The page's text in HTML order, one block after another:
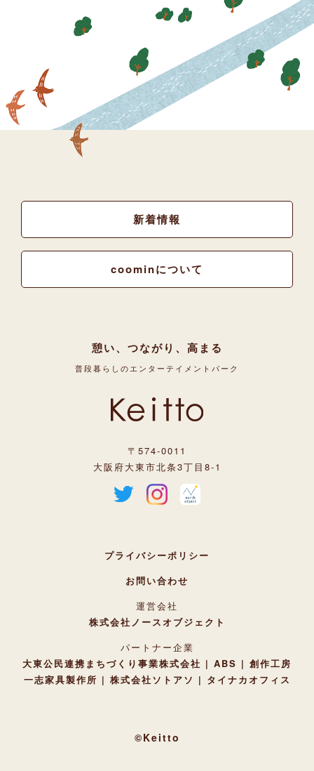
新着情報
coominについて
憩い、つながり、高まる
普段暮らしのエンターテイメントパーク
〒574-0011
大阪府大東市北条3丁目8-1
プライバシーポリシー
お問い合わせ
運営会社
株式会社ノースオブジェクト
パートナー企業
大東公民連携まちづくり事業株式会社
ABS
創作工房
一志家具製作所
株式会社ソトアソ タイナカオフィス
©Keitto